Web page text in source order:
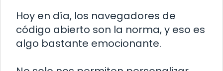
Hoy en día, los navegadores de
código abierto son la norma, y eso es
algo bastante emocionante.